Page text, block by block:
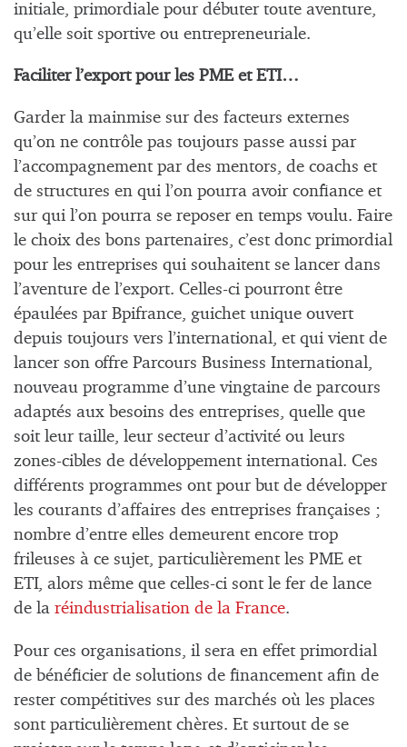
initiale, primordiale pour débuter toute aventure,
qu’elle soit sportive ou entrepreneuriale.
Faciliter l’export pour les PME et ETI…
Garder la mainmise sur des facteurs externes
qu’on ne contrôle pas toujours passe aussi par
l’accompagnement par des mentors, de coachs et
de structures en qui l’on pourra avoir confiance et
sur qui l’on pourra se reposer en temps voulu. Faire
le choix des bons partenaires, c’est donc primordial
pour les entreprises qui souhaitent se lancer dans
l’aventure de l’export. Celles-ci pourront être
épaulées par Bpifrance, guichet unique ouvert
depuis toujours vers l’international, et qui vient de
lancer son offre Parcours Business International,
nouveau programme d’une vingtaine de parcours
adaptés aux besoins des entreprises, quelle que
soit leur taille, leur secteur d’activité ou leurs
zones-cibles de développement international. Ces
différents programmes ont pour but de développer
les courants d’affaires des entreprises françaises ;
nombre d’entre elles demeurent encore trop
frileuses à ce sujet, particulièrement les PME et
ETI, alors même que celles-ci sont le fer de lance
de la réindustrialisation de la France.
Pour ces organisations, il sera en effet primordial
de bénéficier de solutions de financement afin de
rester compétitives sur des marchés où les places
sont particulièrement chères. Et surtout de se